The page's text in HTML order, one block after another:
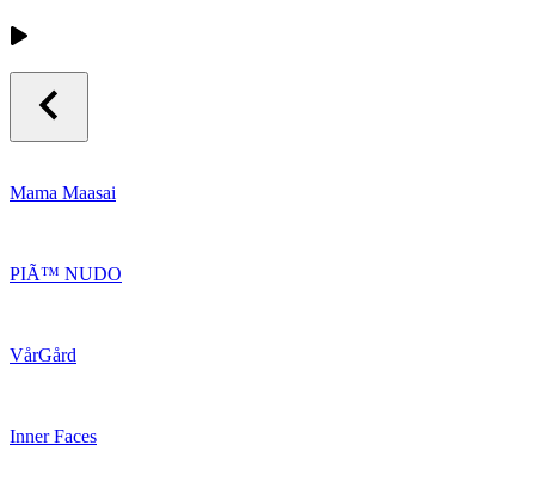
Mama Maasai
PIÃ™ NUDO
VårGård
Inner Faces